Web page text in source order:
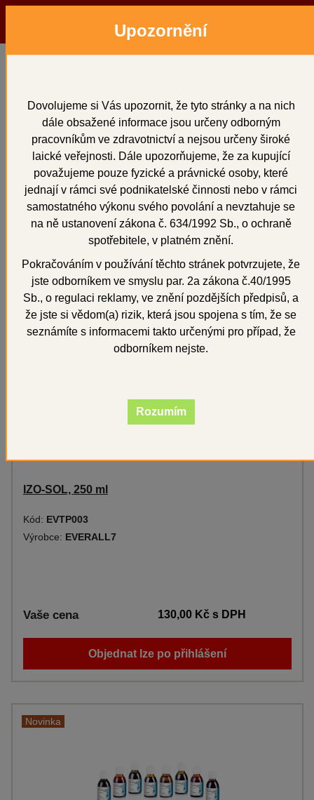
Hledat Přihlásit
Dentální pryskyřice
Seřadit: Od nejlevnějších
Novinky
celkem 58 položek 1 2
IZO-SOL, 250 ml
Kód: EVTP003
Výrobce: EVERALL7
Vaše cena 130,00 Kčs DPH
Objednat lze po přihlášení
Novinka
Upozornění
Dovolujeme si Vás upozornit, že tyto stránky a na nich
dále obsažené informace jsou určeny odborným
pracovníkům ve zdravotnictví a nejsou určeny široké
laické veřejnosti. Dále upozorňujeme, že za kupující
považujeme pouze fyzické a právnické osoby, které
jednají v rámci své podnikatelské činnosti nebo v rámci
samostatného výkonu svého povolání a nevztahuje se
na ně ustanovení zákona č. 634/1992 Sb., o ochraně
spotřebitele, v platném znění.
Pokračováním v používání těchto stránek potvrzujete, že
jste odborníkem ve smyslu par. 2a zákona č.40/1995
Sb., o regulaci reklamy, ve znění pozdějších předpisů, a
že jste si vědom(a) rizik, která jsou spojena s tím, že se
seznámíte s informacemi takto určenými pro případ, že
odborníkem nejste.
Rozumím